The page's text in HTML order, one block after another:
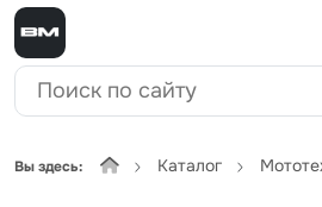
Вы здесь: Каталог